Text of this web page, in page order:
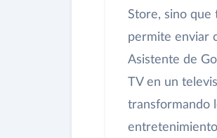
Store, sino que
permite enviar
Asistente de
TV en un
transformando